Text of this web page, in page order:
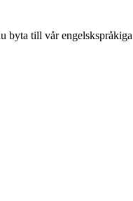
byta till vår